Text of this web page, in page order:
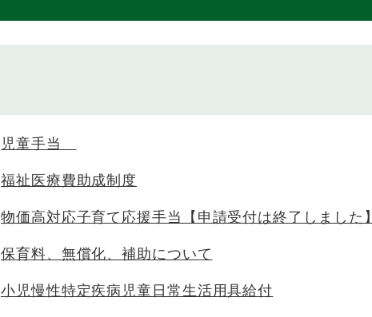
児童手当
福祉医療費助成制度
物価高対応子育て応援手当【申請受付は終了しました】
保育料、無償化、補助について
小児慢性特定疾病児童日常生活用具給付